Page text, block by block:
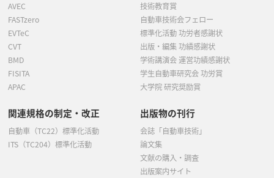
AVEC
FASTzero
EVTeC
CVT
BMD
FISITA
APAC
技術教育賞
自動車技術会フェロー
標準化活動 功労者感謝状
出版・編集 功績感謝状
学術講演会 運営功績感謝状
学生自動車研究会 功労賞
大学院 研究奨励賞
関連規格の制定・改正
自動車（TC22）標準化活動
ITS（TC204）標準化活動
出版物の刊行
会誌「自動車技術」
論文集
文献の購入・調査
出版案内サイト